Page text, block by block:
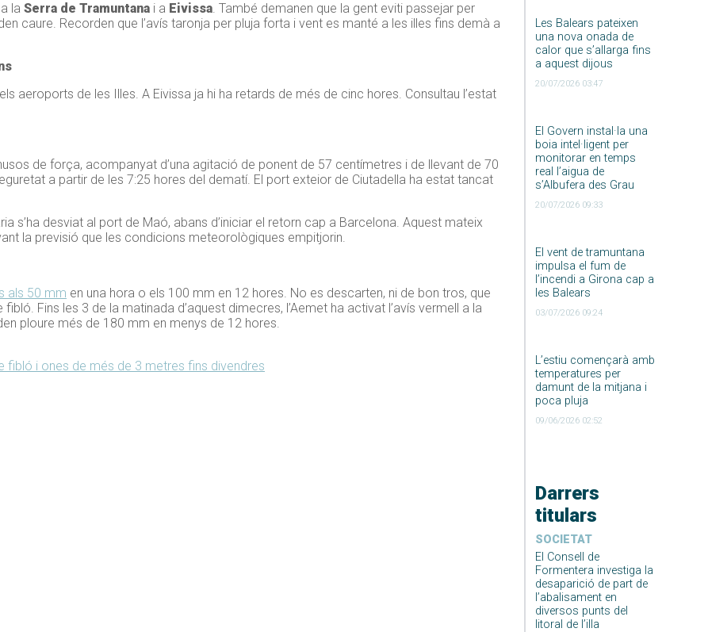
Les Balears pateixen
una nova onada de
calor que s’allarga fins
a aquest dijous
20/07/2026 03:47
El Govern instal·la una
boia intel·ligent per
monitorar en temps
real l’aigua de
s’Albufera des Grau
20/07/2026 09:33
El vent de tramuntana
impulsa el fum de
l’incendi a Girona cap a
les Balears
03/07/2026 09:24
L’estiu començarà amb
temperatures per
damunt de la mitjana i
poca pluja
09/06/2026 02:52
Darrers
titulars
SOCIETAT
El Consell de
Formentera investiga la
desaparició de part de
l’abalisament en
diversos punts del
litoral de l’illa
la Serra de Tramuntana i a Eivissa. També demanen que la gent eviti passejar per
caure. Recorden que l’avís taronja per pluja forta i vent es manté a les illes fins demà a
aeroports de les Illes. A Eivissa ja hi ha retards de més de cinc hores. Consultau l’estat
de força, acompanyat d’una agitació de ponent de 57 centímetres i de llevant de 70
a partir de les 7:25 hores del dematí. El port exteior de Ciutadella ha estat tancat
s’ha desviat al port de Maó, abans d’iniciar el retorn cap a Barcelona. Aquest mateix
la previsió que les condicions meteorològiques empitjorin.
als 50 mm en una hora o els 100 mm en 12 hores. No es descarten, ni de bon tros, que
fibló. Fins les 3 de la matinada d’aquest dimecres, l’Aemet ha activat l’avís vermell a la
ploure més de 180 mm en menys de 12 hores.
fibló i ones de més de 3 metres fins divendres